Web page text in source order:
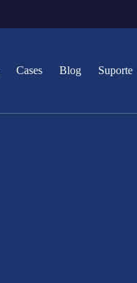
Cases Blog Suporte